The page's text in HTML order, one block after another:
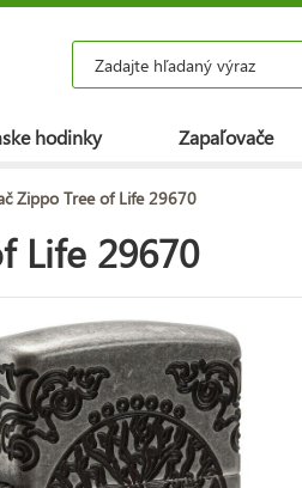
hodinky Zapaľovače
Zippo Tree of Life 29670
Life 29670